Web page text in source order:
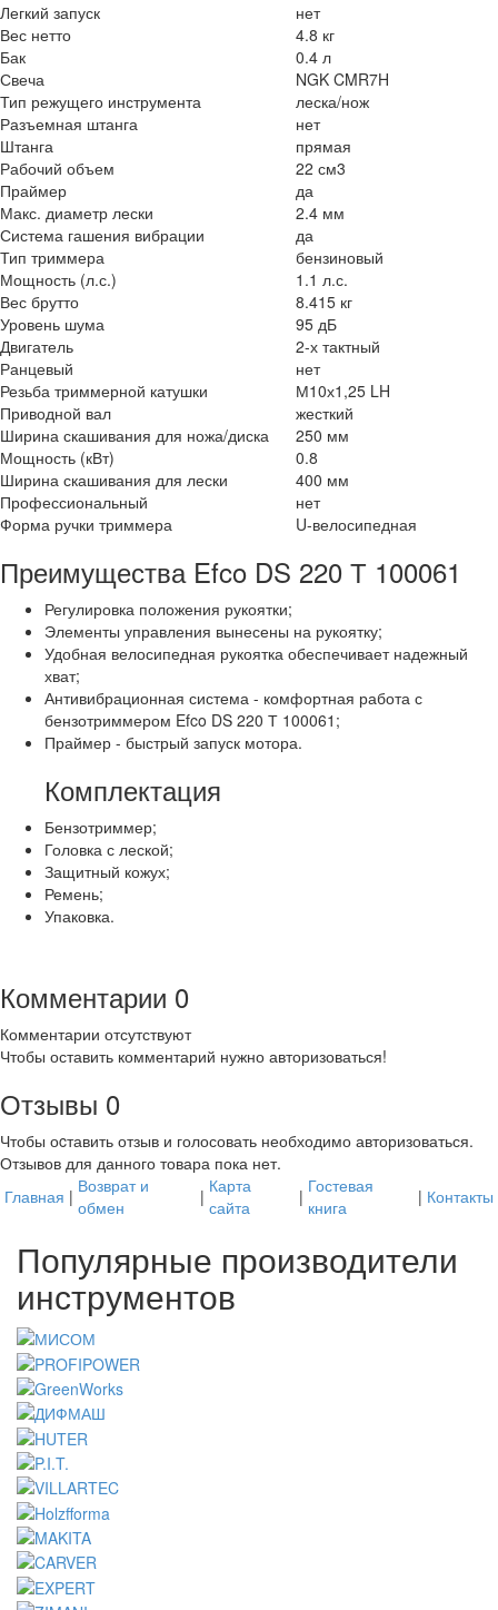
Легкий запуск
нет
Вес нетто
4.8 кг
Бак
0.4 л
Свеча
NGK CMR7H
Тип режущего инструмента
леска/нож
Разъемная штанга
нет
Штанга
прямая
Рабочий объем
22 см3
Праймер
да
Макс. диаметр лески
2.4 мм
Система гашения вибрации
да
Тип триммера
бензиновый
Мощность (л.с.)
1.1 л.с.
Вес брутто
8.415 кг
Уровень шума
95 дБ
Двигатель
2-х тактный
Ранцевый
нет
Резьба триммерной катушки
М10х1,25 LH
Приводной вал
жесткий
Ширина скашивания для ножа/диска 250 мм
Мощность (кВт)
0.8
Ширина скашивания для лески
400 мм
Профессиональный
нет
Форма ручки триммера
U-велосипедная
Преимущества Efco DS 220 Т 100061
Регулировка положения рукоятки;
Элементы управления вынесены на рукоятку;
Удобная велосипедная рукоятка обеспечивает надежный
хват;
Антивибрационная система - комфортная работа с
бензотриммером Efco DS 220 Т 100061;
Праймер - быстрый запуск мотора.
Комплектация
Бензотриммер;
Головка с леской;
Защитный кожух;
Ремень;
Упаковка.
Комментарии 0
Комментарии отсутствуют
Чтобы оставить комментарий нужно авторизоваться!
Отзывы 0
Чтобы оcтавить отзыв и голосовать необходимо авторизоваться.
Отзывов для данного товара пока нет.
Главная | Возврат и
обмен
| Карта
сайта
| Гостевая
книга
| Контакты
Популярные производители
инструментов